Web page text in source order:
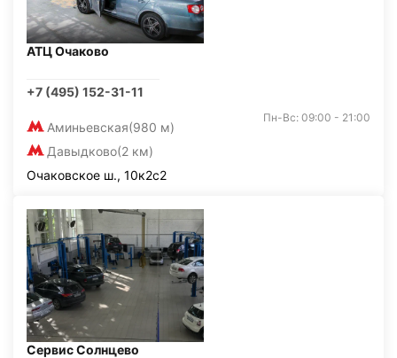
АТЦ Очаково
+7 (495) 152-31-11
Аминьевская(980 м)
Давыдково(2 км)
Пн-Вс: 09:00 - 21:00
Очаковское ш., 10к2с2
Сервис Солнцево